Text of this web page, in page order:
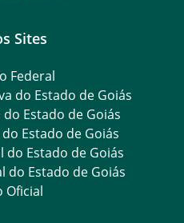
Sites
Federal
do Estado de Goiás
Estado de Goiás
Estado de Goiás
Estado de Goiás
do Estado de Goiás
Oficial